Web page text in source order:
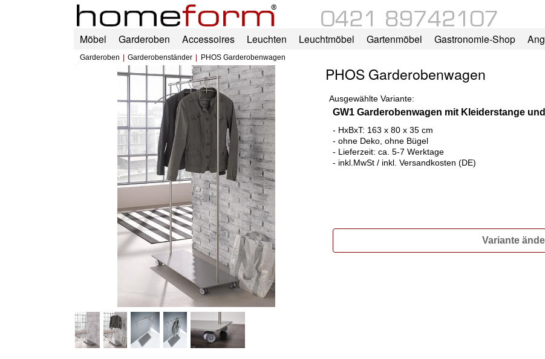
Möbel Garderoben Accessoires Leuchten Leuchtmöbel Gartenmöbel Gastronomie-Shop
Garderoben Garderobenständer PHOS Garderobenwagen
PHOS Garderobenwagen
Ausgewählte Variante:
GW1 Garderobenwagen mit Kleiderstange
- HxBxT: 163 x 80 x 35 cm
- ohne Deko, ohne Bügel
- Lieferzeit: ca. 5-7 Werktage
- inkl.MwSt / inkl. Versandkosten (DE)
Variante